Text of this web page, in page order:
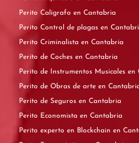
Perito Calígrafo en Cantabria
Perito Control de plagas en
Perito Criminalista en Cantabria
Perito de Coches en Cantabria
Perito de
Perito de Obras de arte en
Perito de Seguros en Cantabria
Perito Economista en Cantabria
Perito experto en